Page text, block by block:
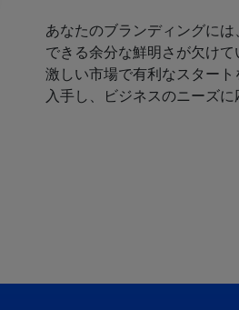
あなたのブランディングに
できる余分な鮮明さが欠け
激しい市場で有利なスター
入手し、ビジネスのニーズに